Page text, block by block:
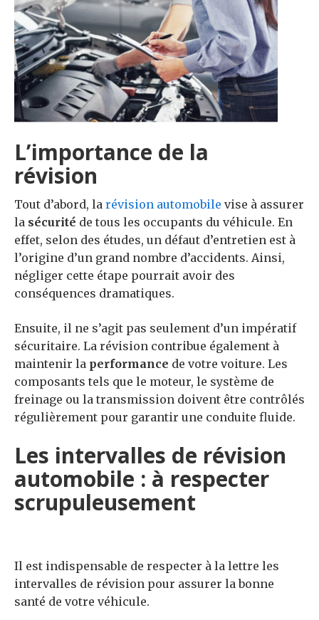
L’importance de la
révision
Tout d’abord, la révision automobile vise à assurer
la sécurité de tous les occupants du véhicule. En
effet, selon des études, un défaut d’entretien est à
l’origine d’un grand nombre d’accidents. Ainsi,
négliger cette étape pourrait avoir des
conséquences dramatiques.
Ensuite, il ne s’agit pas seulement d’un impératif
sécuritaire. La révision contribue également à
maintenir la performance de votre voiture. Les
composants tels que le moteur, le système de
freinage ou la transmission doivent être contrôlés
régulièrement pour garantir une conduite fluide.
Les intervalles de révision
automobile : à respecter
scrupuleusement
Il est indispensable de respecter à la lettre les
intervalles de révision pour assurer la bonne
santé de votre véhicule.